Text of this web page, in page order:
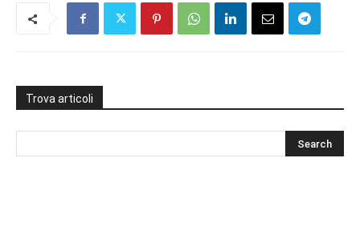
Trova articoli